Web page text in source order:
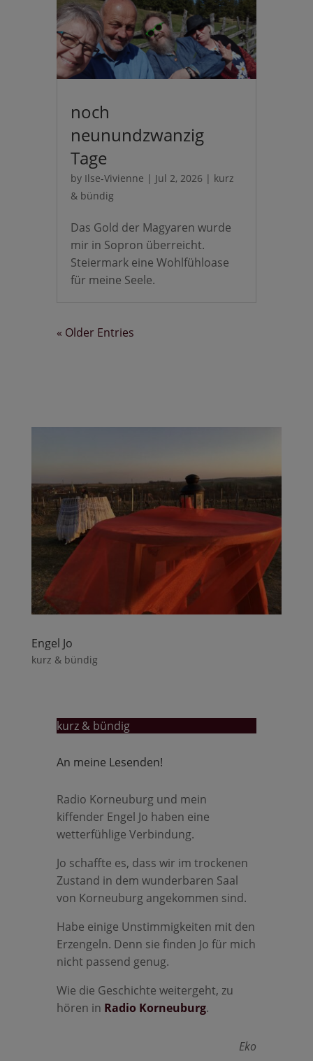
noch
neunundzwanzig
Tage
by Ilse-Vivienne | Jul 2, 2026 | kurz
& bündig
Das Gold der Magyaren wurde
mir in Sopron überreicht.
Steiermark eine Wohlfühloase
für meine Seele.
« Older Entries
Engel Jo
kurz & bündig
kurz & bündig
An meine Lesenden!
Radio Korneuburg und mein
kiffender Engel Jo haben eine
wetterfühlige Verbindung.
Jo schaffte es, dass wir im trockenen
Zustand in dem wunderbaren Saal
von Korneuburg angekommen sind.
Habe einige Unstimmigkeiten mit den
Erzengeln. Denn sie finden Jo für mich
nicht passend genug.
Wie die Geschichte weitergeht, zu
hören in Radio Korneuburg.
Eko